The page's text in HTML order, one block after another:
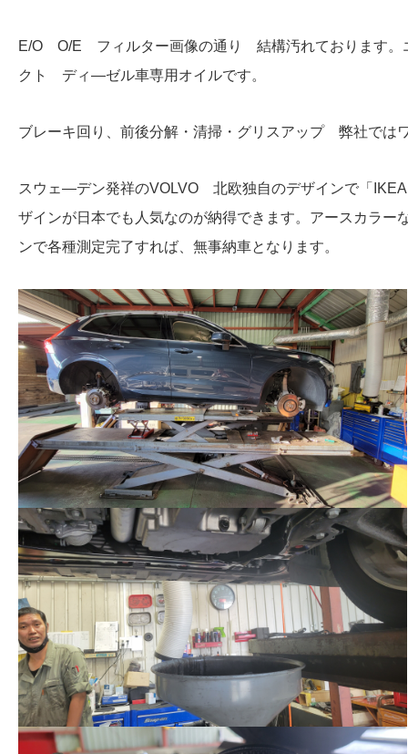
E/O O/E フィルター画像の通り 結構汚れております
クト ディ―ゼル車専用オイルです。
ブレーキ回り、前後分解・清掃・グリスアップ 弊社では
スウェ―デン発祥のVOLVO 北欧独自のデザインで「
ザインが日本でも人気なのが納得できます。アースカラ
ンで各種測定完了すれば、無事納車となります。